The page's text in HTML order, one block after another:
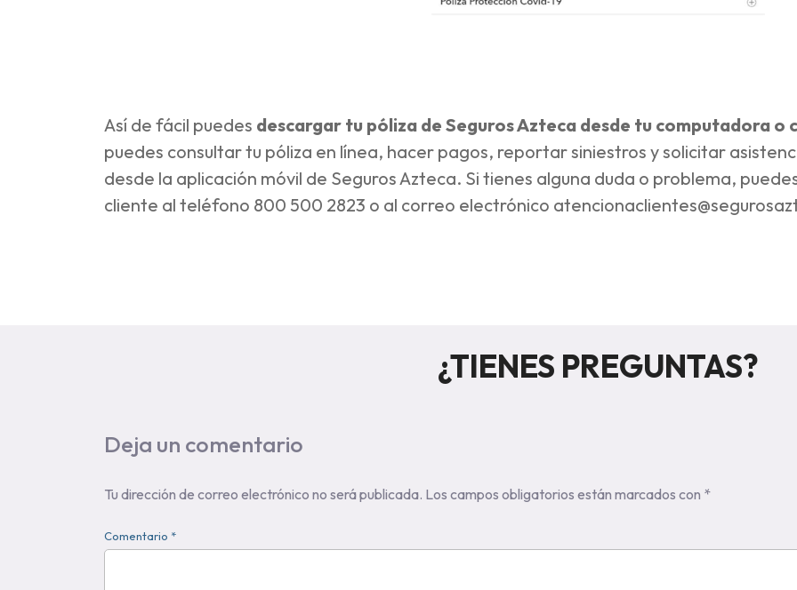
Así de fácil puedes descargar tu póliza de Seguros Azteca desde tu computadora o
puedes consultar tu póliza en línea, hacer pagos, reportar siniestros y solicitar
desde la aplicación móvil de Seguros Azteca. Si tienes alguna duda o problema,
cliente al teléfono 800 500 2823 o al correo electrónico
¿TIENES PREGUNTAS?
Deja un comentario
Tu dirección de correo electrónico no será publicada. Los campos obligatorios están marcados con *
Comentario *